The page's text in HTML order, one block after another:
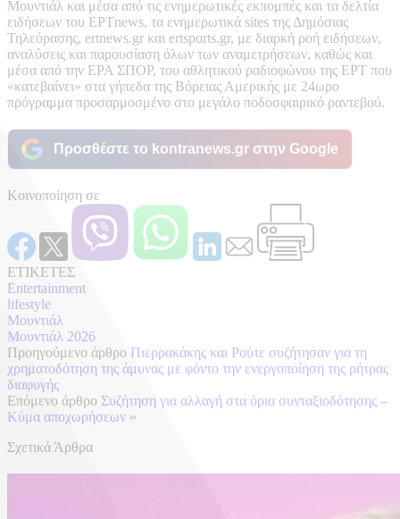
Μουντιάλ και μέσα από τις ενημερωτικές εκπομπές και τα δελτία
ειδήσεων του ΕΡΤnews, τα ενημερωτικά sites της Δημόσιας
Τηλεόρασης, ertnews.gr και ertsports.gr, με διαρκή ροή ειδήσεων,
αναλύσεις και παρουσίαση όλων των αναμετρήσεων, καθώς και
μέσα από την ΕΡΑ ΣΠΟΡ, του αθλητικού ραδιοφώνου της ΕΡΤ που
«κατεβαίνει» στα γήπεδα της Βόρειας Αμερικής με 24ωρο
πρόγραμμα προσαρμοσμένο στο μεγάλο ποδοσφαιρικό ραντεβού.
Προσθέστε το kontranews.gr στην Google
Κοινοποίηση σε
ΕΤΙΚΕΤΕΣ
Entertainment
lifestyle
Μουντιάλ
Μουντιάλ 2026
Προηγούμενο άρθρο Πιερρακάκης και Ρούτε συζήτησαν για τη
χρηματοδότηση της άμυνας με φόντο την ενεργοποίηση της ρήτρας
διαφυγής
Επόμενο άρθρο Συζήτηση για αλλαγή στα όρια συνταξιοδότησης –
Κύμα αποχωρήσεων »
Σχετικά Άρθρα